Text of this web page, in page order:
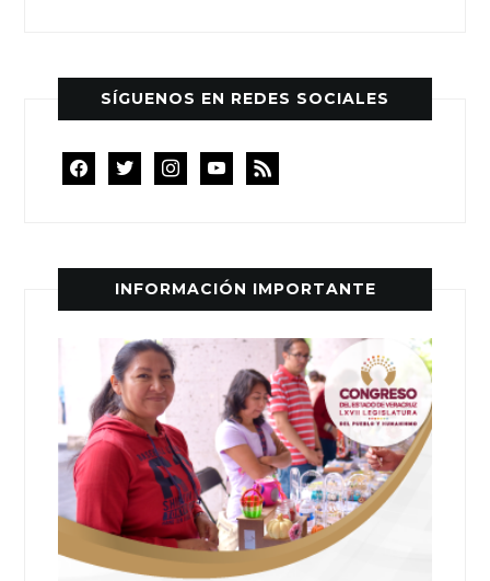
SÍGUENOS EN REDES SOCIALES
facebooktwitterinstagramyoutube
rss
INFORMACIÓN IMPORTANTE